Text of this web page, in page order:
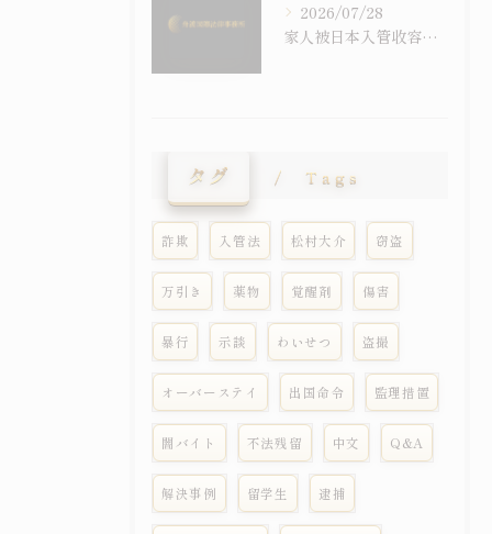
2026/07/28
家人被日本入管收容了怎么办？｜收容・假放免・在留特别许可问答
タグ Tags
詐欺 入管法 松村大介 窃盗
万引き 薬物 覚醒剤 傷害
暴行 示談 わいせつ 盗撮
オーバーステイ 出国命令 監理措置
闇バイト 不法残留 中文 Q&A
解決事例 留学生 逮捕